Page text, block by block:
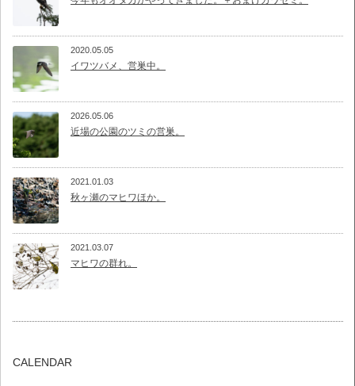
2020.05.05
イワツバメ、営巣中。
2026.05.06
近場の公園のツミの営巣。
2021.01.03
秋ヶ瀬のマヒワほか。
2021.03.07
マヒワの群れ。
CALENDAR